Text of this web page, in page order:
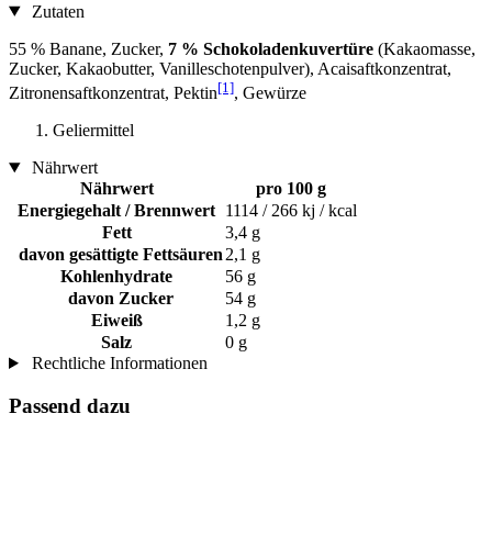
Zutaten
55 % Banane, Zucker, 7 % Schokoladenkuvertüre (Kakaomasse,
Zucker, Kakaobutter, Vanilleschotenpulver), Acaisaftkonzentrat,
Zitronensaftkonzentrat, Pektin[1], Gewürze
Geliermittel
Nährwert
Nährwert
pro 100 g
Energiegehalt / Brennwert 1114 / 266 kj / kcal
Fett
3,4 g
davon gesättigte Fettsäuren 2,1 g
Kohlenhydrate
56 g
davon Zucker
54 g
Eiweiß
1,2 g
Salz
0 g
Rechtliche Informationen
Passend dazu